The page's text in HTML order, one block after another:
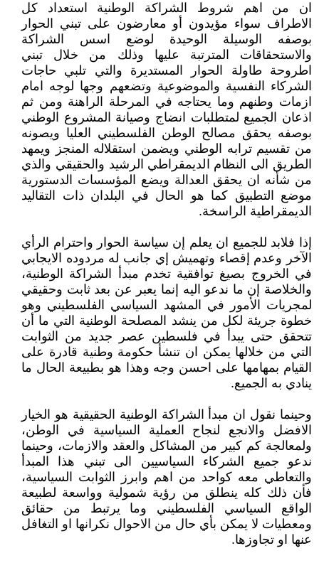
ان من اهم شروط الشراكة الوطنية استعداد كل
الاطراف سواء مؤيدون أو معارضون على تبني الحوار
بوصفه الوسيلة الوحيدة لوضع اسس الشراكة
والاستحقاقات المترتبة عليها وذلك من خلال تبني
اطروحة طاولة الحوار المستديرة والتي تلبي حاجات
الشركاء النفسية والموضوعية وتضعهم وجها لوجه امام
ازمات وطنهم وما يحتاجه في المرحلة الراهنة ومن ثم
اذعان الجميع لمتطلبات انضاج وصيانة المشروع الوطني
بوصفه يحقق مصالح الوطن الفلسطيني العليا ويصونه
من تقسيم ترابه الوطني ويضمن استقلاله المنجز ويمهد
الطريق الى النظام الديمقراطي الرشيد والحقيقي والذي
من شأنه ان يحقق العدالة ويضع المؤسسات الدستورية
موضع التطبيق كما هو الحال في البلدان ذات التقاليد
الديمقراطية الراسخة.
إذا فلابد للجميع ان يعلم إن سياسة الحوار واحترام الرأي
الآخر وعدم إقصاء وتهميش إي جانب له مردوده الايجابي
في الخروج بصيغ توافقية تخدم مبدأ الشراكة الوطنية،
والخلاصة إن ما ندعو اليه إنما يعبر عن بعد ثابت وحقيقي
لمجريات الأمور في المشهد السياسي الفلسطيني وهو
خطوة جريئة لكل من ينشد المصلحة الوطنية التي ما أن
تتحقق حتى يبدأ في فلسطين عصر جديد من الثوابت
التي من خلالها يمكن ان تنشأ حكومة وطنية قادرة على
القيام بمهامها على احسن وجه وهذا هو بطبيعة الحال ما
ينادي به الجميع.
وحينما نقول ان مبدأ الشراكة الوطنية الحقيقية هو الخيار
الافضل والانجع لنجاح العملية السياسية في الوطن،
ولمعالجة كم كبير من المشاكل والعقد والازمات، وحينما
ندعو جميع الشركاء السياسيين الى تبني هذا المبدأ
والتعاطي معه كواحد من اهم وابرز الثوابت السياسية،
فأن ذلك كله ينطلق من رؤية شمولية وواسعة لطبيعة
الواقع السياسي الفلسطيني وما يرتبط من حقائق
ومعطيات لا يمكن بأي حال من الاحوال نكرانها او التغافل
عنها او تجاوزها.